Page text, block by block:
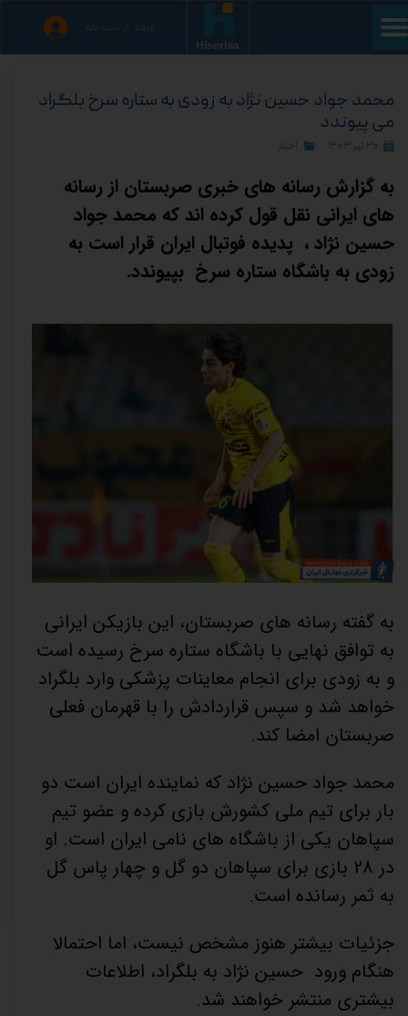
ثبت نام
حساب کاربری من
سفارشات
Hiserbia
محمد جواد حسین نژاد به زودی به ستاره سرخ بلگراد
می پیوندد
۳۰ تیر ۱۴۰۳ اخبار
به گزارش رسانه های خبری صربستان از رسانه
های ایرانی نقل قول کرده اند که محمد جواد
حسین نژاد ، پدیده فوتبال ایران قرار است به
زودی به باشگاه ستاره سرخ بپیوندد.
به گفته رسانه های صربستان، این بازیکن ایرانی
به توافق نهایی با باشگاه ستاره سرخ رسیده است
و به زودی برای انجام معاینات پزشکی وارد بلگراد
خواهد شد و سپس قراردادش را با قهرمان فعلی
صربستان امضا کند.
محمد جواد حسین نژاد که نماینده ایران است دو
بار برای تیم ملی کشورش بازی کرده و عضو تیم
سپاهان یکی از باشگاه های نامی ایران است. او
در 28 بازی برای سپاهان دو گل و چهار پاس گل
به ثمر رسانده است.
جزئیات بیشتر هنوز مشخص نیست، اما احتمالا
هنگام ورود حسین نژاد به بلگراد، اطلاعات
بیشتری منتشر خواهند شد.